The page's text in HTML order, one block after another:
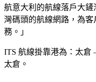
航意大利的航線落戶大
灣碼頭的航線網路，為
務。」
ITS 航線掛靠港為：太倉
太倉。